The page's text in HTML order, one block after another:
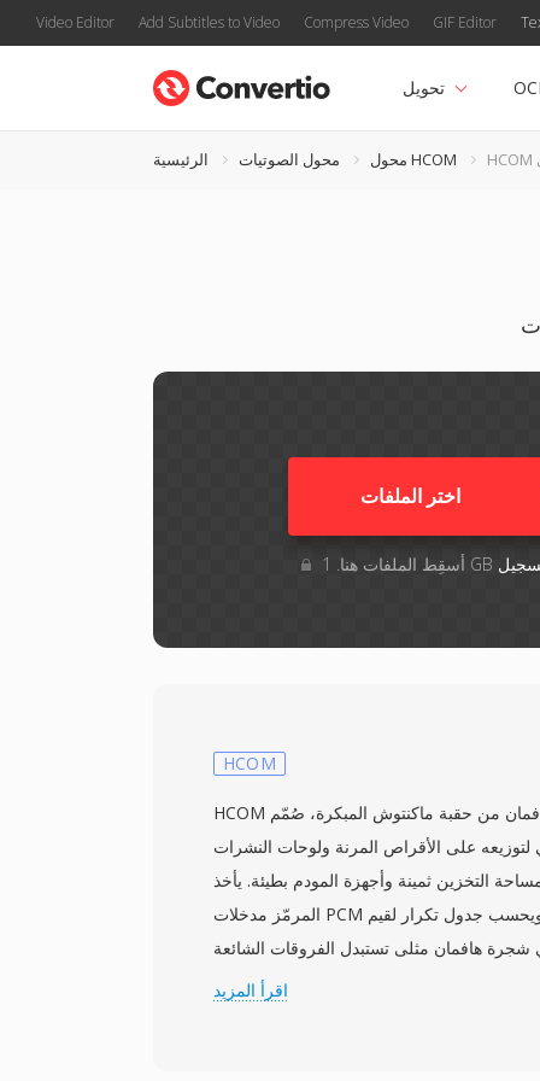
Video Editor Add Subtitles to Video Compress Video GIF Editor
تحويل
الرئيسية محول الصوتيات محول HCOM
اختر الملفات
HCOM
HCOM هو تنسيق صوتي مرمّز بهافمان من حقبة ماكنتوش المبكرة، صُمّم
على الأقراص المرنة ولوحات النشرات
التخزين ثمينة وأجهزة المودم بطيئة. يأخذ
المرمّز مدخلات PCM غير موقّعة بدقة 8 بت، ويحسب جدول تكرار لقيم
شجرة هافمان مثلى تستبدل الفروقات الشائعة
بتسلسلات بت قصيرة. كانت نسب الضغط 2:1 أو أفضل شائعة للتسجيلات
اقرأ المزيد